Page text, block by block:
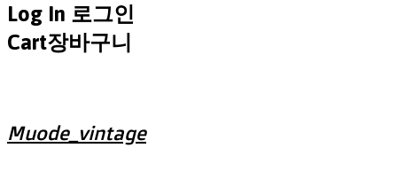
Log In 로그인
Cart장바구니
Muode_vintage